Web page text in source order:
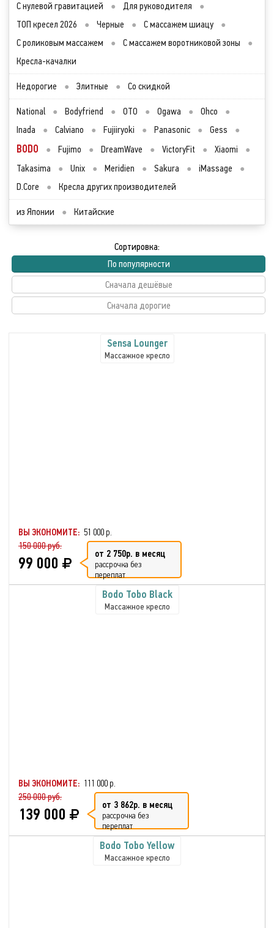
С нулевой гравитацией
● Для руководителя
●
ТОП кресел 2026
● Черные ● С массажем шиацу
●
С роликовым массажем
● С массажем воротниковой зоны
●
Кресла-качалки
Недорогие ● Элитные ● Со скидкой
National ● Bodyfriend ● OTO ● Ogawa ● Ohco
●
Inada
● Calviano ● Fujiiryoki ● Panasonic ● Gess ●
BODO ● Fujimo ● DreamWave ● VictoryFit ● Xiaomi
●
Takasima
● Unix ● Meridien ● Sakura ● iMassage
●
D.Core
● Кресла других производителей
из Японии ● Китайские
Сортировка:
По популярности
Сначала дешёвые
Сначала дорогие
Sensa Lounger
Массажное кресло
ВЫ ЭКОНОМИТЕ: 51 000 р.
150 000 руб.
99 000 от 2 750р. в месяц
рассрочка без
переплат
Bodo Tobo Black
Массажное кресло
ВЫ ЭКОНОМИТЕ: 111 000 р.
250 000 руб.
139 000 от 3 862р. в месяц
рассрочка без
переплат
Bodo Tobo Yellow
Массажное кресло